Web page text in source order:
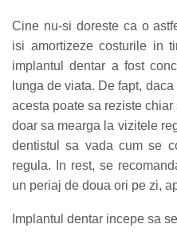
Cine nu-si doreste ca o
isi amortizeze costurile in
implantul dentar a fost
lunga de viata. De fapt,
acesta poate sa reziste
doar sa mearga la vizitele
dentistul sa vada cum se
regula. In rest, se
un periaj de doua ori pe zi,
Implantul dentar incepe sa